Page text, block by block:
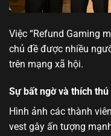
Việc “Refund Gaming
chủ đề được nhiều
trên mạng xã hội.
Sự bất ngờ và thích
Hình ảnh các thành
vest gây ấn tượng